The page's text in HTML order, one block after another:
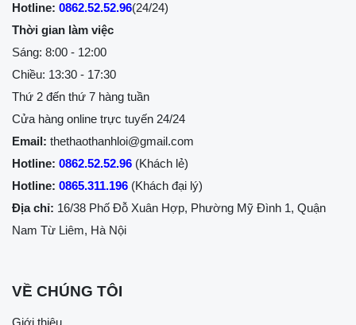
Hotline: 0862.52.52.96(24/24)
Thời gian làm việc
Sáng: 8:00 - 12:00
Chiều: 13:30 - 17:30
Thứ 2 đến thứ 7 hàng tuần
Cửa hàng online trực tuyến 24/24
Email: thethaothanhloi@gmail.com
Hotline: 0862.52.52.96 (Khách lẻ)
Hotline: 0865.311.196 (Khách đại lý)
Địa chỉ: 16/38 Phố Đỗ Xuân Hợp, Phường Mỹ Đình 1, Quận
Nam Từ Liêm, Hà Nội
VỀ CHÚNG TÔI